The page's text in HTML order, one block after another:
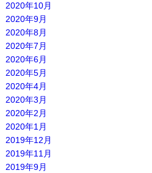
2020年10月
2020年9月
2020年8月
2020年7月
2020年6月
2020年5月
2020年4月
2020年3月
2020年2月
2020年1月
2019年12月
2019年11月
2019年9月